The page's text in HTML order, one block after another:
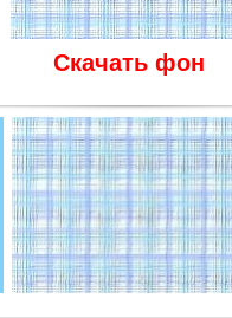
Скачать фон